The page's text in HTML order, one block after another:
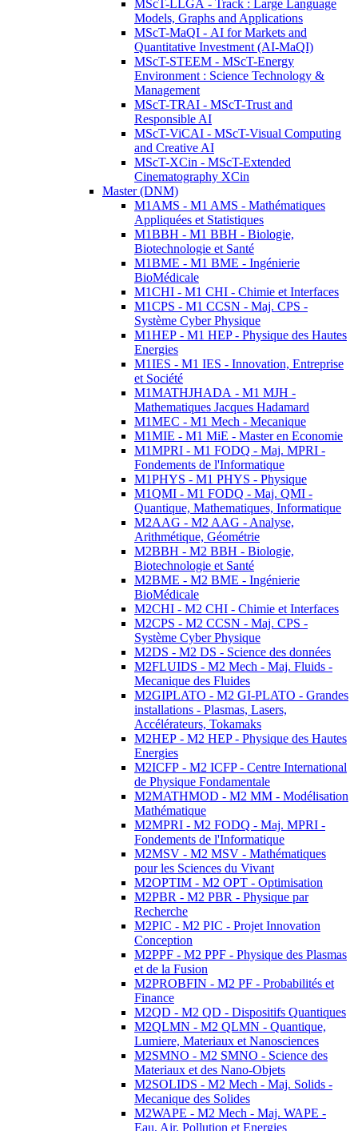
MScT-LLGA - Track : Large Language
Models, Graphs and Applications
MScT-MaQI - AI for Markets and
Quantitative Investment (AI-MaQI)
MScT-STEEM - MScT-Energy
Environment : Science Technology &
Management
MScT-TRAI - MScT-Trust and
Responsible AI
MScT-ViCAI - MScT-Visual Computing
and Creative AI
MScT-XCin - MScT-Extended
Cinematography XCin
Master (DNM)
M1AMS - M1 AMS - Mathématiques
Appliquées et Statistiques
M1BBH - M1 BBH - Biologie,
Biotechnologie et Santé
M1BME - M1 BME - Ingénierie
BioMédicale
M1CHI - M1 CHI - Chimie et Interfaces
M1CPS - M1 CCSN - Maj. CPS -
Système Cyber Physique
M1HEP - M1 HEP - Physique des Hautes
Energies
M1IES - M1 IES - Innovation, Entreprise
et Société
M1MATHJHADA - M1 MJH -
Mathematiques Jacques Hadamard
M1MEC - M1 Mech - Mecanique
M1MIE - M1 MiE - Master en Economie
M1MPRI - M1 FODQ - Maj. MPRI -
Fondements de l'Informatique
M1PHYS - M1 PHYS - Physique
M1QMI - M1 FODQ - Maj. QMI -
Quantique, Mathematiques, Informatique
M2AAG - M2 AAG - Analyse,
Arithmétique, Géométrie
M2BBH - M2 BBH - Biologie,
Biotechnologie et Santé
M2BME - M2 BME - Ingénierie
BioMédicale
M2CHI - M2 CHI - Chimie et Interfaces
M2CPS - M2 CCSN - Maj. CPS -
Système Cyber Physique
M2DS - M2 DS - Science des données
M2FLUIDS - M2 Mech - Maj. Fluids -
Mecanique des Fluides
M2GIPLATO - M2 GI-PLATO - Grandes
installations - Plasmas, Lasers,
Accélérateurs, Tokamaks
M2HEP - M2 HEP - Physique des Hautes
Energies
M2ICFP - M2 ICFP - Centre International
de Physique Fondamentale
M2MATHMOD - M2 MM - Modélisation
Mathématique
M2MPRI - M2 FODQ - Maj. MPRI -
Fondements de l'Informatique
M2MSV - M2 MSV - Mathématiques
pour les Sciences du Vivant
M2OPTIM - M2 OPT - Optimisation
M2PBR - M2 PBR - Physique par
Recherche
M2PIC - M2 PIC - Projet Innovation
Conception
M2PPF - M2 PPF - Physique des Plasmas
et de la Fusion
M2PROBFIN - M2 PF - Probabilités et
Finance
M2QD - M2 QD - Dispositifs Quantiques
M2QLMN - M2 QLMN - Quantique,
Lumiere, Materiaux et Nanosciences
M2SMNO - M2 SMNO - Science des
Materiaux et des Nano-Objets
M2SOLIDS - M2 Mech - Maj. Solids -
Mecanique des Solides
M2WAPE - M2 Mech - Maj. WAPE -
Eau, Air, Pollution et Energies